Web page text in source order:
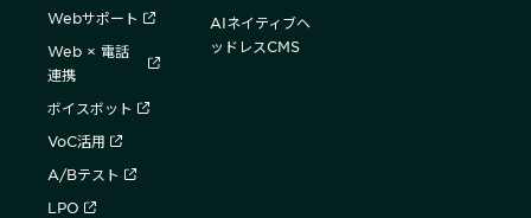
Webサポート
Web × 電話
連携
ボイスボット
VoC活用
A/Bテスト
LPO
AIネイティブヘ
ッドレスCMS